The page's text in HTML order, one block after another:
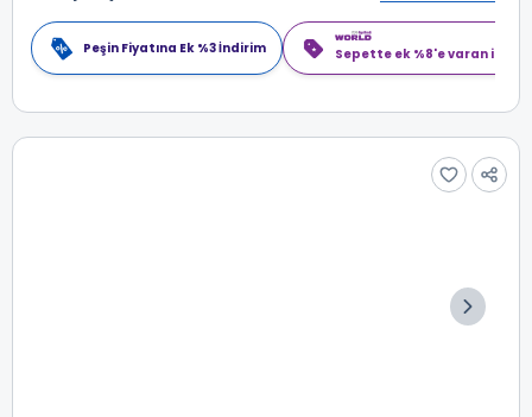
Peşin Fiyatına Ek %3 İndirim Sepette ek %8'e varan